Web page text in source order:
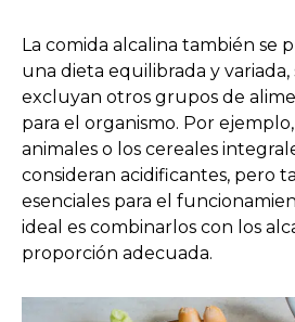
La comida alcalina también se
una dieta equilibrada y
excluyan otros grupos de
para el organismo. Por
animales o los cereales
consideran acidificantes, pero
esenciales para el
ideal es combinarlos con los
proporción adecuada.